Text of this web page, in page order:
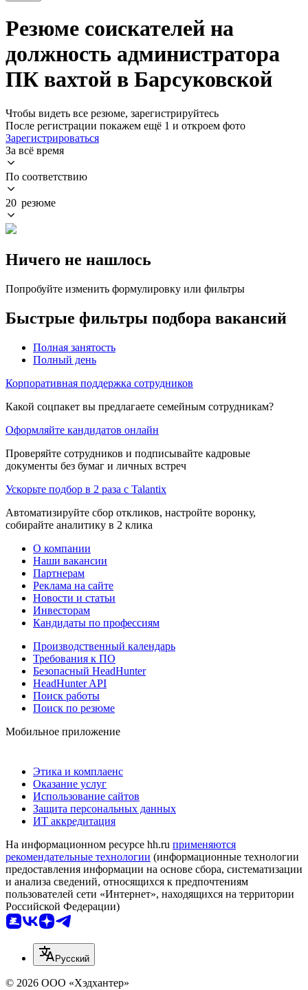
Резюме соискателей на
должность администратора
ПК вахтой в Барсуковской
Чтобы видеть все резюме, зарегистрируйтесь
После регистрации покажем ещё 1 и откроем фото
Зарегистрироваться
За всё время
По соответствию
20 резюме
Ничего не нашлось
Попробуйте изменить формулировку или фильтры
Быстрые фильтры подбора вакансий
Полная занятость
Полный день
Корпоративная поддержка сотрудников
Какой соцпакет вы предлагаете семейным сотрудникам?
Оформляйте кандидатов онлайн
Проверяйте сотрудников и подписывайте кадровые
документы без бумаг и личных встреч
Ускорьте подбор в 2 раза с Talantix
Автоматизируйте сбор откликов, настройте воронку,
собирайте аналитику в 2 клика
О компании
Наши вакансии
Партнерам
Реклама на сайте
Новости и статьи
Инвесторам
Кандидаты по профессиям
Производственный календарь
Требования к ПО
Безопасный HeadHunter
HeadHunter API
Поиск работы
Поиск по резюме
Мобильное приложение
Этика и комплаенс
Оказание услуг
Использование сайтов
Защита персональных данных
ИТ аккредитация
На информационном ресурсе hh.ru применяются
рекомендательные технологии (информационные технологии
предоставления информации на основе сбора, систематизации
и анализа сведений, относящихся к предпочтениям
пользователей сети «Интернет», находящихся на территории
Российской Федерации)
Русский
© 2026 ООО «Хэдхантер»